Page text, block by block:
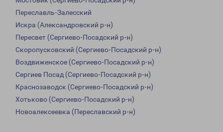
Переславль-Залесский
Искра (Александровский р-н)
Пересвет (Сергиево-Посадский р-н)
Скоропусковский (Сергиево-Посадский р-н)
Воздвиженское (Сергиево-Посадский р-н)
Сергиев Посад (Сергиево-Посадский р-н)
Краснозаводск (Сергиево-Посадский р-н)
Хотьково (Сергиево-Посадский р-н)
Новоалексеевка (Переславский р-н)